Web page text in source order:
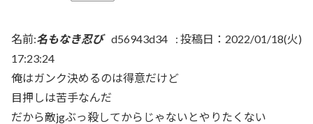
名前:名もなき忍び d56943d34 : 投稿日：2022/01/18(火)
17:23:24
俺はガンク決めるのは得意だけど
目押しは苦手なんだ
だから敵jgぶっ殺してからじゃないとやりたくない